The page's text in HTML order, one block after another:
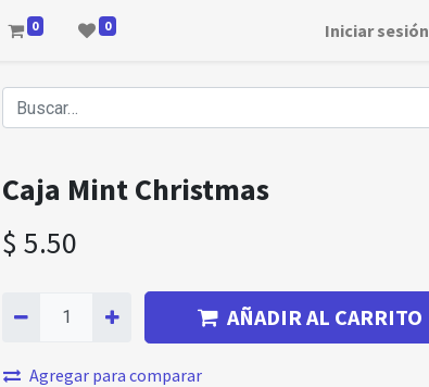
0 0 Iniciar sesión
Caja Mint Christmas
$ 5.50
AÑADIR AL CARRITO
Agregar para comparar